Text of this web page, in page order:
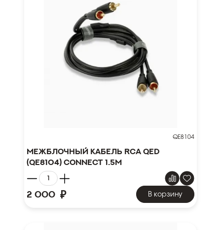
QE8104
Межблочный кабель RCA QED
(QE8104) Connect 1.5m
2 000 ₽ В корзину